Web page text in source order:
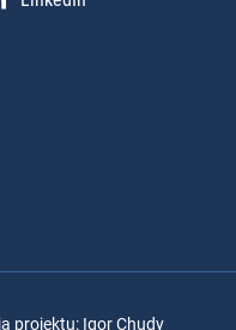
projektu: Igor Chudy